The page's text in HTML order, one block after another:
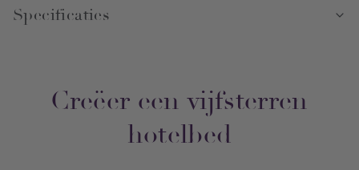
Specificaties
Creëer een vijfsterren
hotelbed